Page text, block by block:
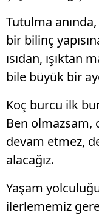
Tutulma
bir bilinç
ısıdan,
bile büyük bir
Koç burcu ilk
Ben olmazsam,
devam etmez,
alacağız.
Yaşam
ilerlememiz